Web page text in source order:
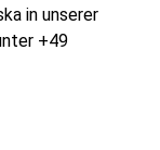
in unserer
+49